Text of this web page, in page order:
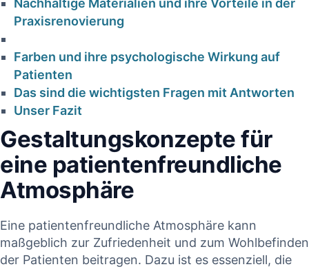
in
Risiko
für
2026
HKP korrekt
die PKV trotzdem
Fachanalyse für
Zahnärzte
CONTINUE READING
Nachhaltige Materialien und ihre Vorteile in der
Praxisrenovierung
Farben und ihre psychologische Wirkung auf
Patienten
Das sind die wichtigsten Fragen mit Antworten
Unser Fazit
Gestaltungskonzepte für
eine patientenfreundliche
Atmosphäre
Eine patientenfreundliche Atmosphäre kann
maßgeblich zur Zufriedenheit und zum Wohlbefinden
der Patienten beitragen. Dazu ist es essenziell, die